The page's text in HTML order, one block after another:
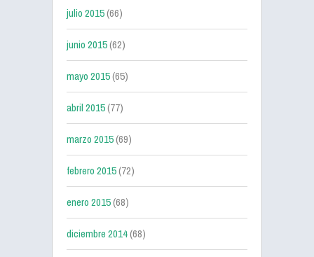
julio 2015(66)
junio 2015(62)
mayo 2015(65)
abril 2015(77)
marzo 2015(69)
febrero 2015(72)
enero 2015(68)
diciembre 2014(68)